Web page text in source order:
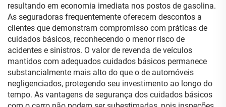
resultando em economia imediata nos postos de gasolina.
As seguradoras frequentemente oferecem descontos a
clientes que demonstram compromisso com práticas de
cuidados básicos, reconhecendo o menor risco de
acidentes e sinistros. O valor de revenda de veículos
mantidos com adequados cuidados básicos permanece
substancialmente mais alto do que o de automóveis
negligenciados, protegendo seu investimento ao longo do
tempo. As vantagens de segurança dos cuidados básicos